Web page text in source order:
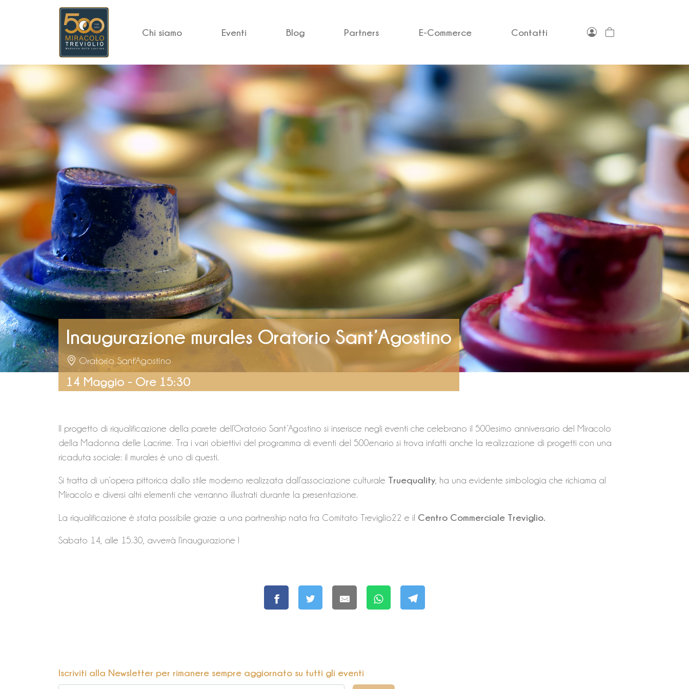
Chi siamo Eventi Blog Partners E-Commerce Contatti
Inaugurazione murales Oratorio Sant’Agostino
Oratorio Sant'Agostino
14 Maggio - Ore 15:30
Il progetto di riqualificazione della parete dell’Oratorio Sant’Agostino si inserisce negli eventi che celebrano il 500esimo anniversario del Miracolo
della Madonna delle Lacrime. Tra i vari obiettivi del programma di eventi del 500enario si trova infatti anche la realizzazione di progetti con una
ricaduta sociale: il murales è uno di questi.
Si tratta di un’opera pittorica dallo stile moderno realizzata dall’associazione culturale Truequality , ha una evidente simbologia che richiama al
Miracolo e diversi altri elementi che verranno illustrati durante la presentazione.
La riqualificazione è stata possibile grazie a una partnership nata fra Comitato Treviglio22 e il Centro Commerciale Treviglio.
Sabato 14, alle 15.30, avverrà l’inaugurazione !
Iscriviti alla Newsletter per rimanere sempre aggiornato su tutti gli eventi